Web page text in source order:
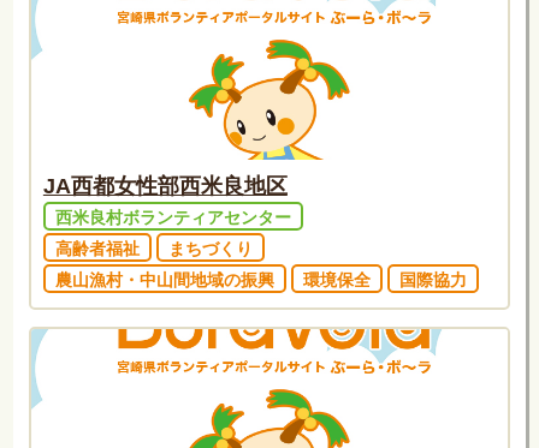
JA西都女性部西米良地区
西米良村ボランティアセンター
高齢者福祉
まちづくり
農山漁村・中山間地域の振興
環境保全 国際協力